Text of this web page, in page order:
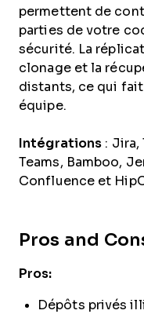
permettent de
parties de votre
sécurité. La
clonage et la
distants, ce qui
équipe.
Intégrations : Jira,
Teams, Bamboo,
Confluence et
Pros and
Pros:
Dépôts privés